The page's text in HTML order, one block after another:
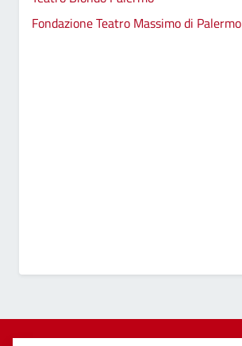
Fondazione Teatro Massimo di Palermo